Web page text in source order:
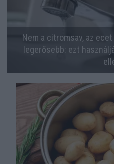
Nem a citromsav, az
legerősebb: ezt